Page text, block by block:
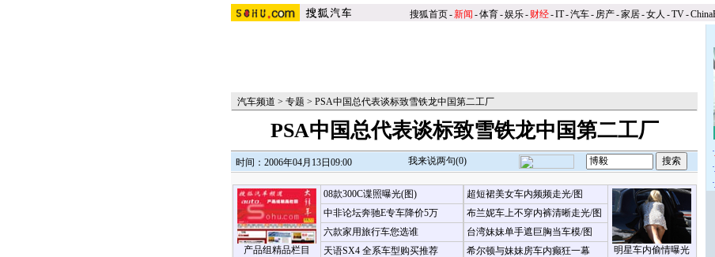
搜狐首页-新闻 -体育-娱乐- 财经-IT-汽车- 房产-家居-女人 -TV-
汽车频道 > 专题 > PSA中国总代表谈标致雪铁龙中国第二工厂
PSA中国总代表谈标致雪铁龙中国第二工厂
时间：2006年04月13日09:00 我来说两句(0)
产品组精品栏目
08款300C谍照曝光(图)
中非论坛奔驰E专车降价5万
六款家用旅行车您选谁
天语SX4 全系车型购买推荐
超短裙美女车内频频走光/图
明星车内偷情曝光
布兰妮车上不穿内裤清晰走光/图
台湾妹妹单手遮巨胸当车模/图
希尔顿与妹妹房车内癫狂一幕
·
·
·